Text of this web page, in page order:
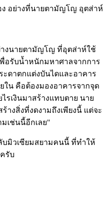
ง อย่างที่นายตามัญโญ อุตส่าห์
างนายตามัญโญ ที่อุตส่าห์ใช้
อรับน้ำหนักมหาศาลจากการ
ะดาตกแต่งบันไดและอาคาร
ใน คือต้องมองอาคารจากจุด
รเงินมาสร้างแทบตาย นาย
งสิ่งที่งดงามถึงเพียงนี้ แต่จะ
เช่นนี้อีกเลย"
มิวเซียมสยามคนนี้ ที่ทำให้
รับ